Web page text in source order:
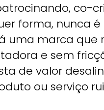
co-
forma, nunca
uma marca que
e sem
de valor
ou serviço